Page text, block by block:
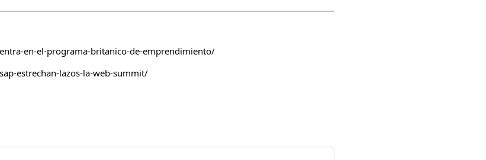
en-el-programa-britanico-de-emprendimiento/
estrechan-lazos-la-web-summit/